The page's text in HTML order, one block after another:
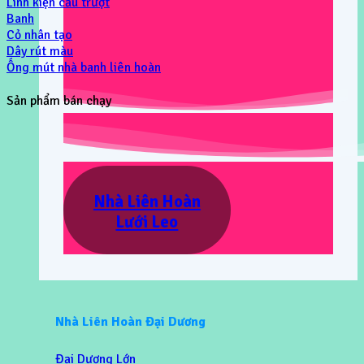
Nhà Liên Hoàn
Lưới Leo
Nhà Liên Hoàn Đại Dương
Đại Dương Lớn
Banh
Cỏ nhân tạo
Dây rút màu
Ống mút nhà banh liên hoàn
Sản phẩm bán chạy